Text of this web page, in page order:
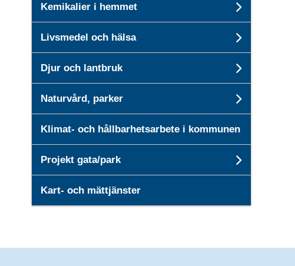
Kemikalier i hemmet
Livsmedel och hälsa
Djur och lantbruk
Naturvård, parker
Klimat- och hållbarhetsarbete i kommunen
Projekt gata/park
Kart- och mättjänster